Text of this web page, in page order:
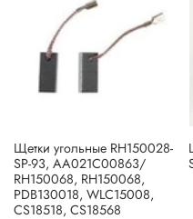
Щетки угольные RH150028-
SP-93, AA021C00863/
RH150068, RH150068,
PDB130018, WLC15008,
CS18518, CS18568